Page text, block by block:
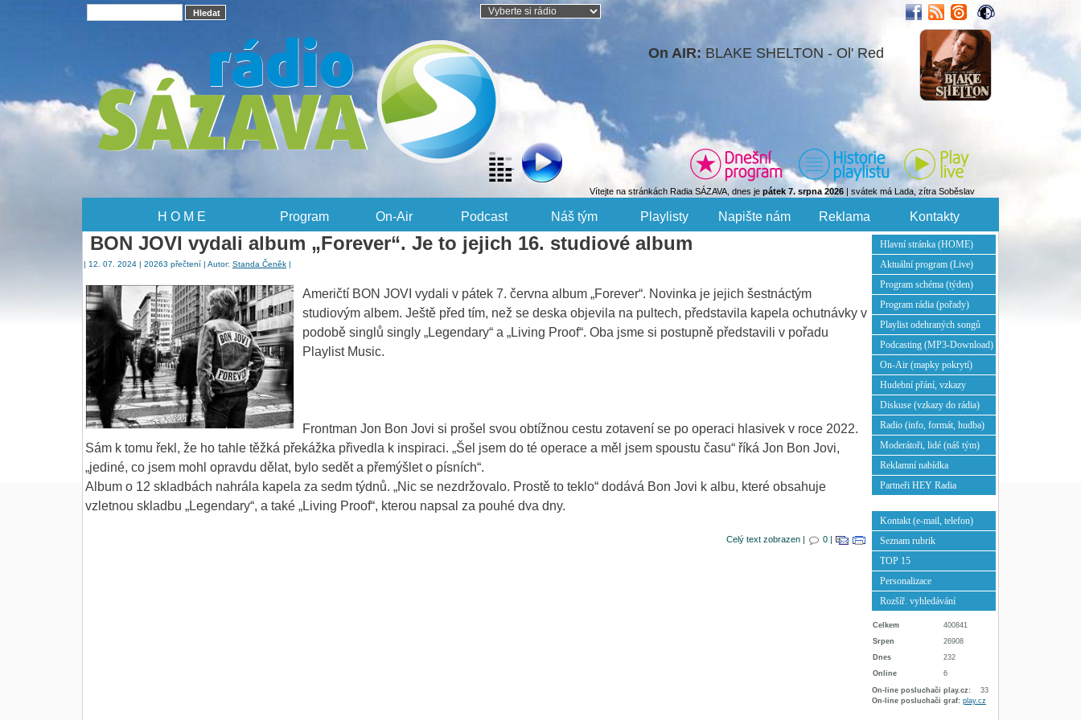
On AIR: BLAKE SHELTON - Ol' Red
Vítejte na stránkách Radia SÁZAVA, dnes je pátek 7. srpna 2026 | svátek má Lada, zítra Soběslav
H O M E Program On-Air Podcast Náš tým Playlisty Napište nám Reklama Kontakty
BON JOVI vydali album „Forever“. Je to jejich 16. studiové album
| 12. 07. 2024 | 20263 přečtení | Autor: Standa Čeněk |
Američtí BON JOVI vydali v pátek 7. června album „Forever“. Novinka je jejich šestnáctým
studiovým albem. Ještě před tím, než se deska objevila na pultech, představila kapela ochutnávky v
podobě singlů singly „Legendary“ a „Living Proof“. Oba jsme si postupně představili v pořadu
Playlist Music.
Frontman Jon Bon Jovi si prošel svou obtížnou cestu zotavení se po operaci hlasivek v roce 2022.
Sám k tomu řekl, že ho tahle těžká překážka přivedla k inspiraci. „Šel jsem do té operace a měl jsem spoustu času“ říká Jon Bon Jovi,
„jediné, co jsem mohl opravdu dělat, bylo sedět a přemýšlet o písních“.
Album o 12 skladbách nahrála kapela za sedm týdnů. „Nic se nezdržovalo. Prostě to teklo“ dodává Bon Jovi k albu, které obsahuje
vzletnou skladbu „Legendary“, a také „Living Proof“, kterou napsal za pouhé dva dny.
Celý text zobrazen | 0 |
Hlavní stránka (HOME)
Aktuální program (Live)
Program schéma (týden)
Program rádia (pořady)
Playlist odehraných songů
Podcasting (MP3-Download)
On-Air (mapky pokrytí)
Hudební přání, vzkazy
Diskuse (vzkazy do rádia)
Radio (info, formát, hudba)
Moderátoři, lidé (náš tým)
Reklamní nabídka
Partneři HEY Radia
Kontakt (e-mail, telefon)
Seznam rubrik
TOP 15
Personalizace
Rozšíř. vyhledávání
Celkem
400841
Srpen
26908
Dnes
232
Online
6
On-line posluchači play.cz:
33
On-line posluchači graf: play.cz